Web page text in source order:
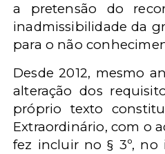
a pretensão do
inadmissibilidade da
para o não
Desde 2012, mesmo
alteração dos
próprio texto
Extraordinário, com o
fez incluir no § 3º, no